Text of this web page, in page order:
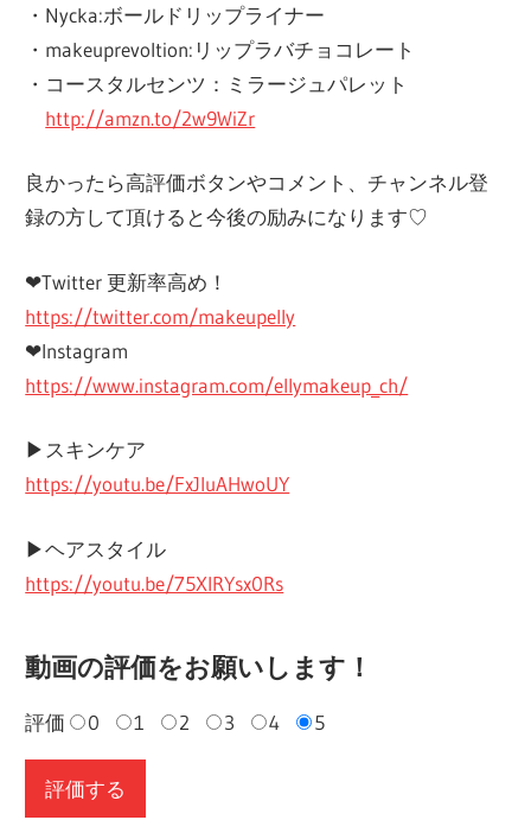
・Nycka:ボールドリップライナー
・makeuprevoltion:リップラバチョコレート
・コースタルセンツ：ミラージュパレット
http://amzn.to/2w9WiZr
良かったら高評価ボタンやコメント、チャンネル登
録の方して頂けると今後の励みになります♡
❤︎Twitter 更新率高め！
https://twitter.com/makeupelly
❤︎Instagram
https://www.instagram.com/ellymakeup_ch/
▶︎スキンケア
https://youtu.be/FxJluAHwoUY
▶︎ヘアスタイル
https://youtu.be/75XlRYsx0Rs
動画の評価をお願いします！
評価 0 1 2 3 4 5